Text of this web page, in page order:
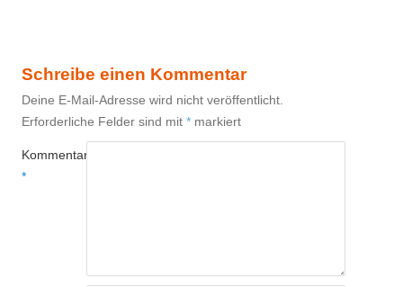
Schreibe einen Kommentar
Deine E-Mail-Adresse wird nicht veröffentlicht.
Erforderliche Felder sind mit * markiert
Kommentar
*